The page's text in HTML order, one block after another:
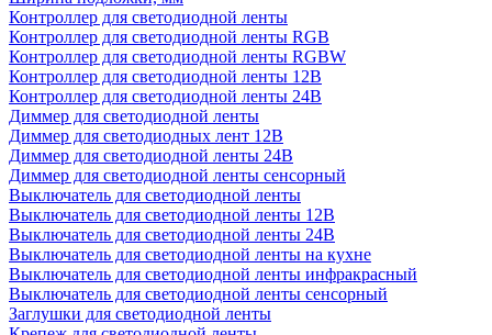
Контроллер для светодиодной ленты
Контроллер для светодиодной ленты RGB
Контроллер для светодиодной ленты RGBW
Контроллер для светодиодной ленты 12В
Контроллер для светодиодной ленты 24В
Диммер для светодиодной ленты
Диммер для светодиодных лент 12В
Диммер для светодиодной ленты 24В
Диммер для светодиодной ленты сенсорный
Выключатель для светодиодной ленты
Выключатель для светодиодной ленты 12В
Выключатель для светодиодной ленты 24В
Выключатель для светодиодной ленты на кухне
Выключатель для светодиодной ленты инфракрасный
Выключатель для светодиодной ленты сенсорный
Заглушки для светодиодной ленты